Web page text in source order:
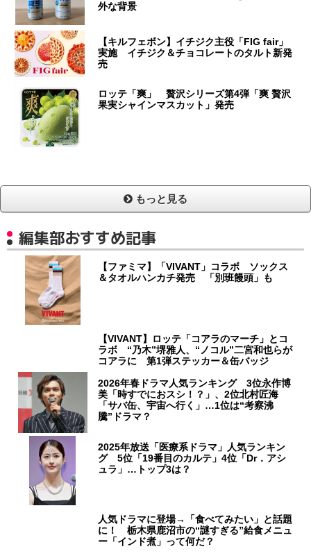
外な背景
【キルフェボン】イチジク主役「FIG fair」
実施 イチジク＆チョコレートのタルト新発
売
ロッテ「爽」 贅沢シリーズ第4弾「爽 贅沢
果実シャインマスカット」発売
もっと見る
編集部おすすめ記事
【ファミマ】「VIVANT」コラボ ソックス
＆タオルハンカチ発売 「別班饅頭」も
【VIVANT】ロッテ「コアラのマーチ」とコ
ラボ “乃木”堺雅人、“ノコル”二宮和也らが
コアラに 第1弾ステッカー＆缶バッジ
2026年春ドラマ人気ランキング 3位永作博
美「時すでにおスシ！？」、2位北村匠海
「サバ缶、宇宙へ行く」…1位は“考察沸
騰”ドラマ？
2025年放送「医療系ドラマ」人気ランキン
グ 5位「19番目のカルテ」4位「Dr．アシ
ュラ」…トップ3は？
人気ドラマに登場→「食べてみたい」と話題
に！ 栃木県鹿沼市の“謎すぎる”給食メニュ
ー「インド煮」って何だ？